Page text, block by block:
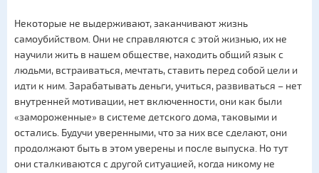
Некоторые не выдерживают, заканчивают жизнь
самоубийством. Они не справляются с этой жизнью, их не
научили жить в нашем обществе, находить общий язык с
людьми, встраиваться, мечтать, ставить перед собой цели и
идти к ним. Зарабатывать деньги, учиться, развиваться – нет
внутренней мотивации, нет включенности, они как были
«замороженные» в системе детского дома, таковыми и
остались. Будучи уверенными, что за них все сделают, они
продолжают быть в этом уверены и после выпуска. Но тут
они сталкиваются с другой ситуацией, когда никому не